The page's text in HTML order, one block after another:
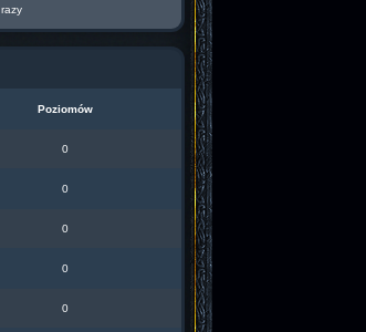
razy
Poziomów
0
0
0
0
0